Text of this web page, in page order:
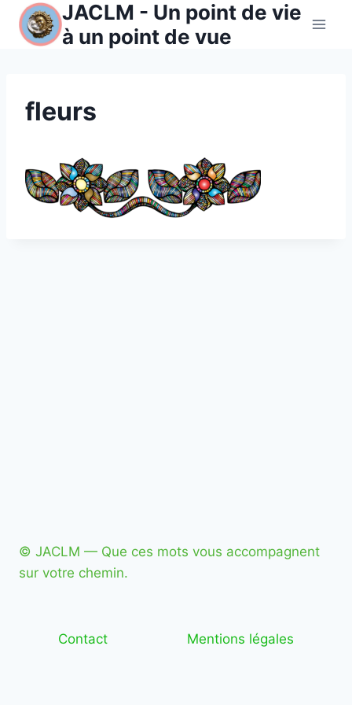
Aller
JACLM - Un point de vie
à un point de vue
fleurs
© JACLM — Que ces mots vous accompagnent
sur votre chemin.
Contact Mentions légales